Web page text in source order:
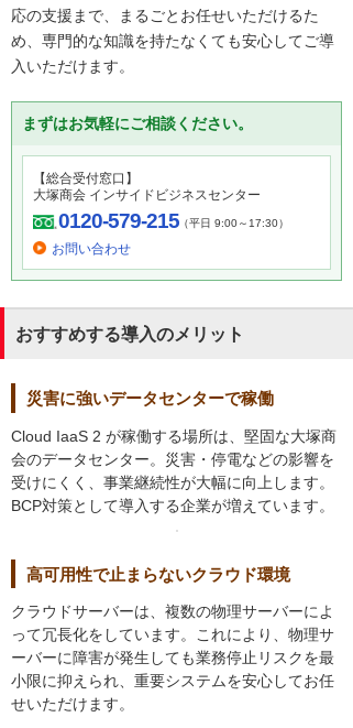
応の支援まで、まるごとお任せいただけるた
め、専門的な知識を持たなくても安心してご導
入いただけます。
まずはお気軽にご相談ください。
【総合受付窓口】
大塚商会 インサイドビジネスセンター
0120-579-215（平日 9:00～17:30）
お問い合わせ
おすすめする導入のメリット
災害に強いデータセンターで稼働
Cloud IaaS 2 が稼働する場所は、堅固な大塚商
会のデータセンター。災害・停電などの影響を
受けにくく、事業継続性が大幅に向上します。
BCP対策として導入する企業が増えています。
高可用性で止まらないクラウド環境
クラウドサーバーは、複数の物理サーバーによ
って冗長化をしています。これにより、物理サ
ーバーに障害が発生しても業務停止リスクを最
小限に抑えられ、重要システムを安心してお任
せいただけます。